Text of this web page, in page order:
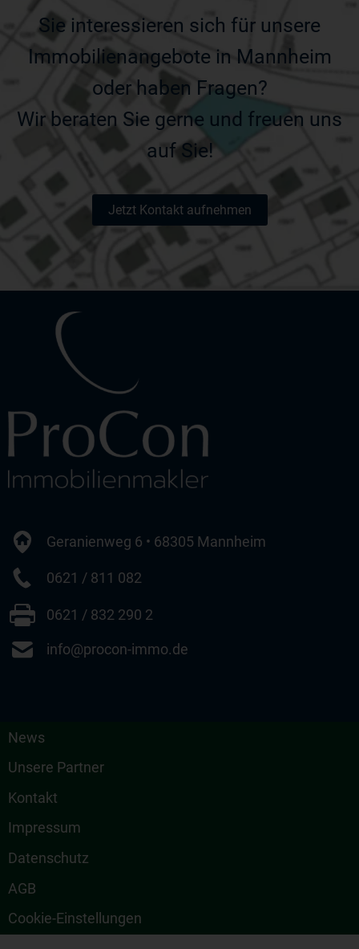
Sie interessieren sich für unsere
Immobilienangebote in Mannheim
oder haben Fragen?
Wir beraten Sie gerne und freuen uns
auf Sie!
Jetzt Kontakt aufnehmen
Geranienweg 6 • 68305 Mannheim
0621 / 811 082
0621 / 832 290 2
info@procon-immo.de
News
Unsere Partner
Kontakt
Impressum
Datenschutz
AGB
Cookie-Einstellungen